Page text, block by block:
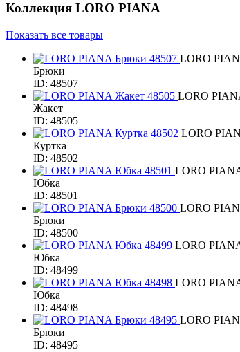
Коллекция LORO PIANA
Показать все товары
LORO
Брюки
ID: 48507
LORO
Жакет
ID: 48505
LORO
Куртка
ID: 48502
LORO
Юбка
ID: 48501
LORO
Брюки
ID: 48500
LORO
Юбка
ID: 48499
LORO
Юбка
ID: 48498
LORO
Брюки
ID: 48495